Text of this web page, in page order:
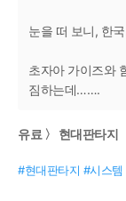
눈을 떠 보니, 한
초자아 가이즈와
짐하는데…….
유료 〉 현대판타지
#현대판타지 #시스템